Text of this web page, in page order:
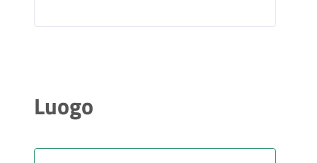
Luogo